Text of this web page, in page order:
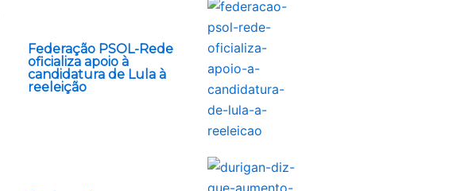
Federação PSOL-Rede
oficializa apoio à
candidatura de Lula à
reeleição